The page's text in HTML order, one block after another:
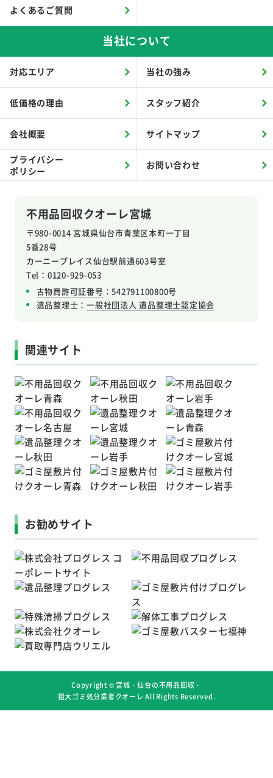
不用品回収クオーレ宮城
〒980-0014 宮城県仙台市青葉区本町一丁目
5番28号
カーニープレイス仙台駅前通603号室
Tel：0120-929-053
古物商許可証番号 ：542791100800号
遺品整理士： 一般社団法人 遺品整理士認定協会
よくあるご質問
当社について
対応エリア 当社の強み
低価格の理由 スタッフ紹介
会社概要 サイトマップ
プライバシー
ポリシー
お問い合わせ
関連サイト
お勧めサイト
Copyright ©宮城・仙台の不用品回収・
粗大ゴミ処分業者クオーレ All Rights Reserved.